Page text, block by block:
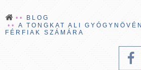
BLOG
A TONGKAT ALI
FÉRFIAK SZÁMÁRA